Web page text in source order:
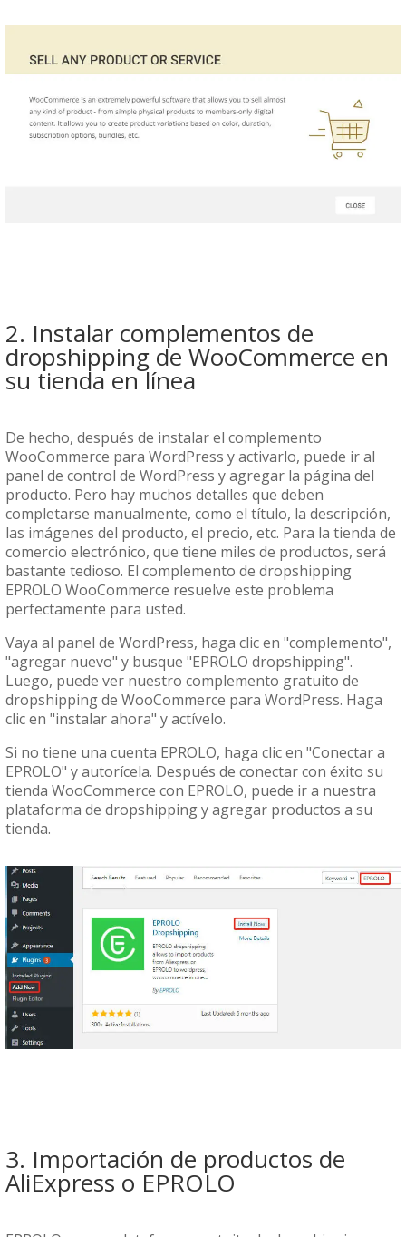
2. Instalar complementos de
dropshipping de WooCommerce en
su tienda en línea
De hecho, después de instalar el complemento
WooCommerce para WordPress y activarlo, puede ir al
panel de control de WordPress y agregar la página del
producto. Pero hay muchos detalles que deben
completarse manualmente, como el título, la descripción,
las imágenes del producto, el precio, etc. Para la tienda de
comercio electrónico, que tiene miles de productos, será
bastante tedioso. El complemento de dropshipping
EPROLO WooCommerce resuelve este problema
perfectamente para usted.
Vaya al panel de WordPress, haga clic en "complemento",
"agregar nuevo" y busque "EPROLO dropshipping".
Luego, puede ver nuestro complemento gratuito de
dropshipping de WooCommerce para WordPress. Haga
clic en "instalar ahora" y actívelo.
Si no tiene una cuenta EPROLO, haga clic en "Conectar a
EPROLO" y autorícela. Después de conectar con éxito su
tienda WooCommerce con EPROLO, puede ir a nuestra
plataforma de dropshipping y agregar productos a su
tienda.
3. Importación de productos de
AliExpress o EPROLO